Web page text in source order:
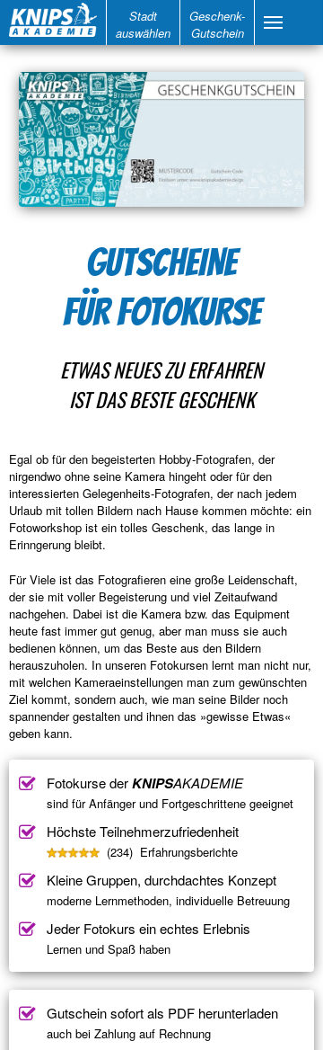
Stadt
auswählen
Geschenk-
Gutschein
GUTSCHEINE
FÜR FOTOKURSE
ETWAS NEUES ZU ERFAHREN
IST DAS BESTE GESCHENK
Egal ob für den begeisterten Hobby-Fotografen, der
nirgendwo ohne seine Kamera hingeht oder für den
interessierten Gelegenheits-Fotografen, der nach jedem
Urlaub mit tollen Bildern nach Hause kommen möchte: ein
Fotoworkshop ist ein tolles Geschenk, das lange in
Erinngerung bleibt.
Für Viele ist das Fotografieren eine große Leidenschaft,
der sie mit voller Begeisterung und viel Zeitaufwand
nachgehen. Dabei ist die Kamera bzw. das Equipment
heute fast immer gut genug, aber man muss sie auch
bedienen können, um das Beste aus den Bildern
herauszuholen. In unseren Fotokursen lernt man nicht nur,
mit welchen Kameraeinstellungen man zum gewünschten
Ziel kommt, sondern auch, wie man seine Bilder noch
spannender gestalten und ihnen das »gewisse Etwas«
geben kann.
Fotokurse derKNIPSAKADEMIE
sind für Anfänger und Fortgeschrittene geeignet
Höchste Teilnehmerzufriedenheit
(234) Erfahrungsberichte
Kleine Gruppen, durchdachtes Konzept
moderne Lernmethoden, individuelle Betreuung
Jeder Fotokurs ein echtes Erlebnis
Lernen und Spaß haben
Gutschein sofort als PDF herunterladen
auch bei Zahlung auf Rechnung